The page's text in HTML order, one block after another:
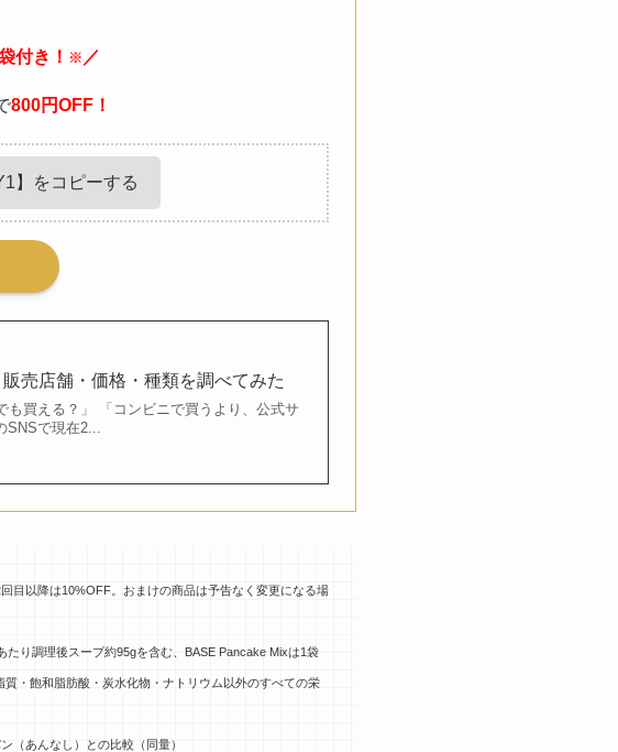
付き！ ※ ／
800円OFF！
】をコピーする
売店舗・価格・種類を調べてみた
も買える？」 「コンビニで買うより、公式サ
SNSで現在2...
目以降は10%OFF。おまけの商品は予告なく変更になる場
り調理後スープ約95gを含む、BASE Pancake Mixは1袋
・飽和脂肪酸・炭水化物・ナトリウム以外のすべての栄
（あんなし）との比較（同量）